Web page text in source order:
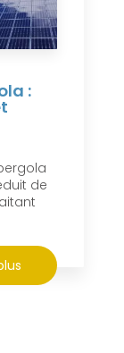
:
de